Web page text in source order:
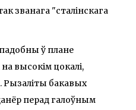
званага "сталінскага
ў плане
высокім цокалі,
Рызаліты бакавых
перад галоўным